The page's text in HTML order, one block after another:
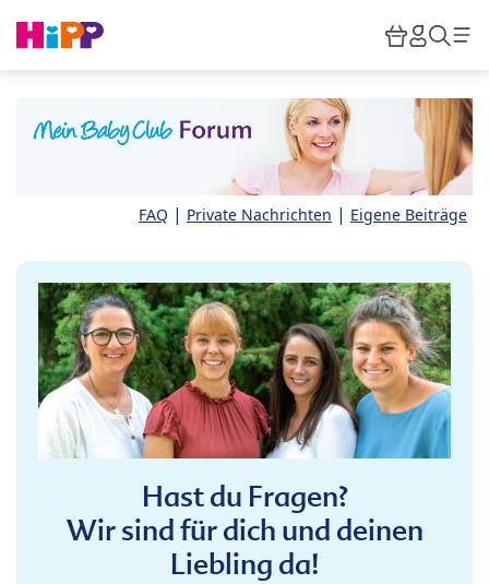
HiPP
FAQ | Private Nachrichten | Eigene Beiträge
Hast du Fragen?
Wir sind für dich und deinen
Liebling da!